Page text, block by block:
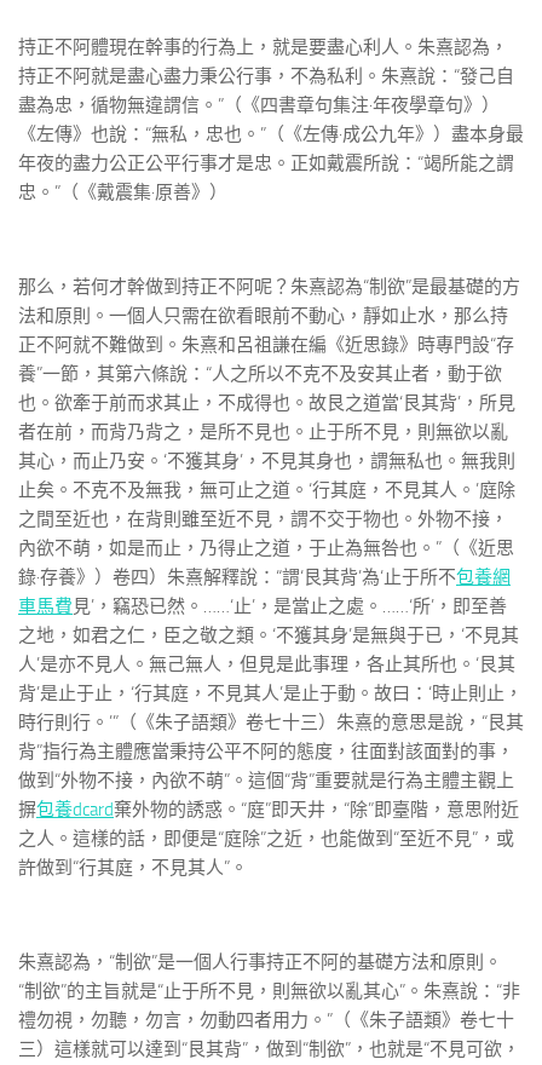
持正不阿體現在幹事的行為上，就是要盡心利人。朱熹認為，
持正不阿就是盡心盡力秉公行事，不為私利。朱熹說：“發己自
盡為忠，循物無違謂信。”（《四書章句集注·年夜學章句》）
《左傳》也說：“無私，忠也。”（《左傳·成公九年》）盡本身最
年夜的盡力公正公平行事才是忠。正如戴震所說：“竭所能之謂
忠。”（《戴震集·原善》）
那么，若何才幹做到持正不阿呢？朱熹認為“制欲”是最基礎的方
法和原則。一個人只需在欲看眼前不動心，靜如止水，那么持
正不阿就不難做到。朱熹和呂祖謙在編《近思錄》時專門設“存
養”一節，其第六條說：“人之所以不克不及安其止者，動于欲
也。欲牽于前而求其止，不成得也。故艮之道當‘艮其背’，所見
者在前，而背乃背之，是所不見也。止于所不見，則無欲以亂
其心，而止乃安。‘不獲其身’，不見其身也，謂無私也。無我則
止矣。不克不及無我，無可止之道。‘行其庭，不見其人。’庭除
之間至近也，在背則雖至近不見，謂不交于物也。外物不接，
內欲不萌，如是而止，乃得止之道，于止為無咎也。”（《近思
錄·存養》）卷四）朱熹解釋說：“謂‘艮其背’為‘止于所不包養網
車馬費見’，竊恐已然。……‘止’，是當止之處。……‘所’，即至善
之地，如君之仁，臣之敬之類。‘不獲其身’是無與于已，‘不見其
人’是亦不見人。無己無人，但見是此事理，各止其所也。‘艮其
背’是止于止，‘行其庭，不見其人’是止于動。故曰：‘時止則止，
時行則行。’”（《朱子語類》卷七十三）朱熹的意思是說，“艮其
背”指行為主體應當秉持公平不阿的態度，往面對該面對的事，
做到“外物不接，內欲不萌”。這個“背”重要就是行為主體主觀上
摒包養dcard棄外物的誘惑。“庭”即天井，“除”即臺階，意思附近
之人。這樣的話，即便是“庭除”之近，也能做到“至近不見”，或
許做到“行其庭，不見其人”。
朱熹認為，“制欲”是一個人行事持正不阿的基礎方法和原則。
“制欲”的主旨就是“止于所不見，則無欲以亂其心”。朱熹說：“非
禮勿視，勿聽，勿言，勿動四者用力。”（《朱子語類》卷七十
三）這樣就可以達到“艮其背”，做到“制欲”，也就是“不見可欲，